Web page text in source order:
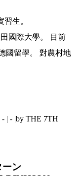
生。
國際大學。 目前
國留學。 對農村地
- | - |by THE 7TH
ーン